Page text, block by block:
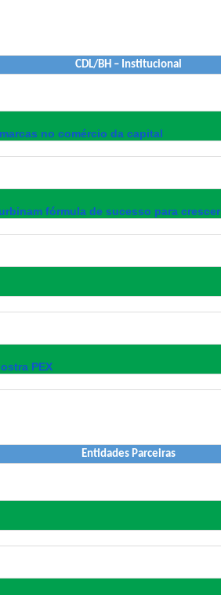
CDL/BH – Institucional
no comércio da capital
fórmula de sucesso para crescer
PEX
Entidades Parceiras